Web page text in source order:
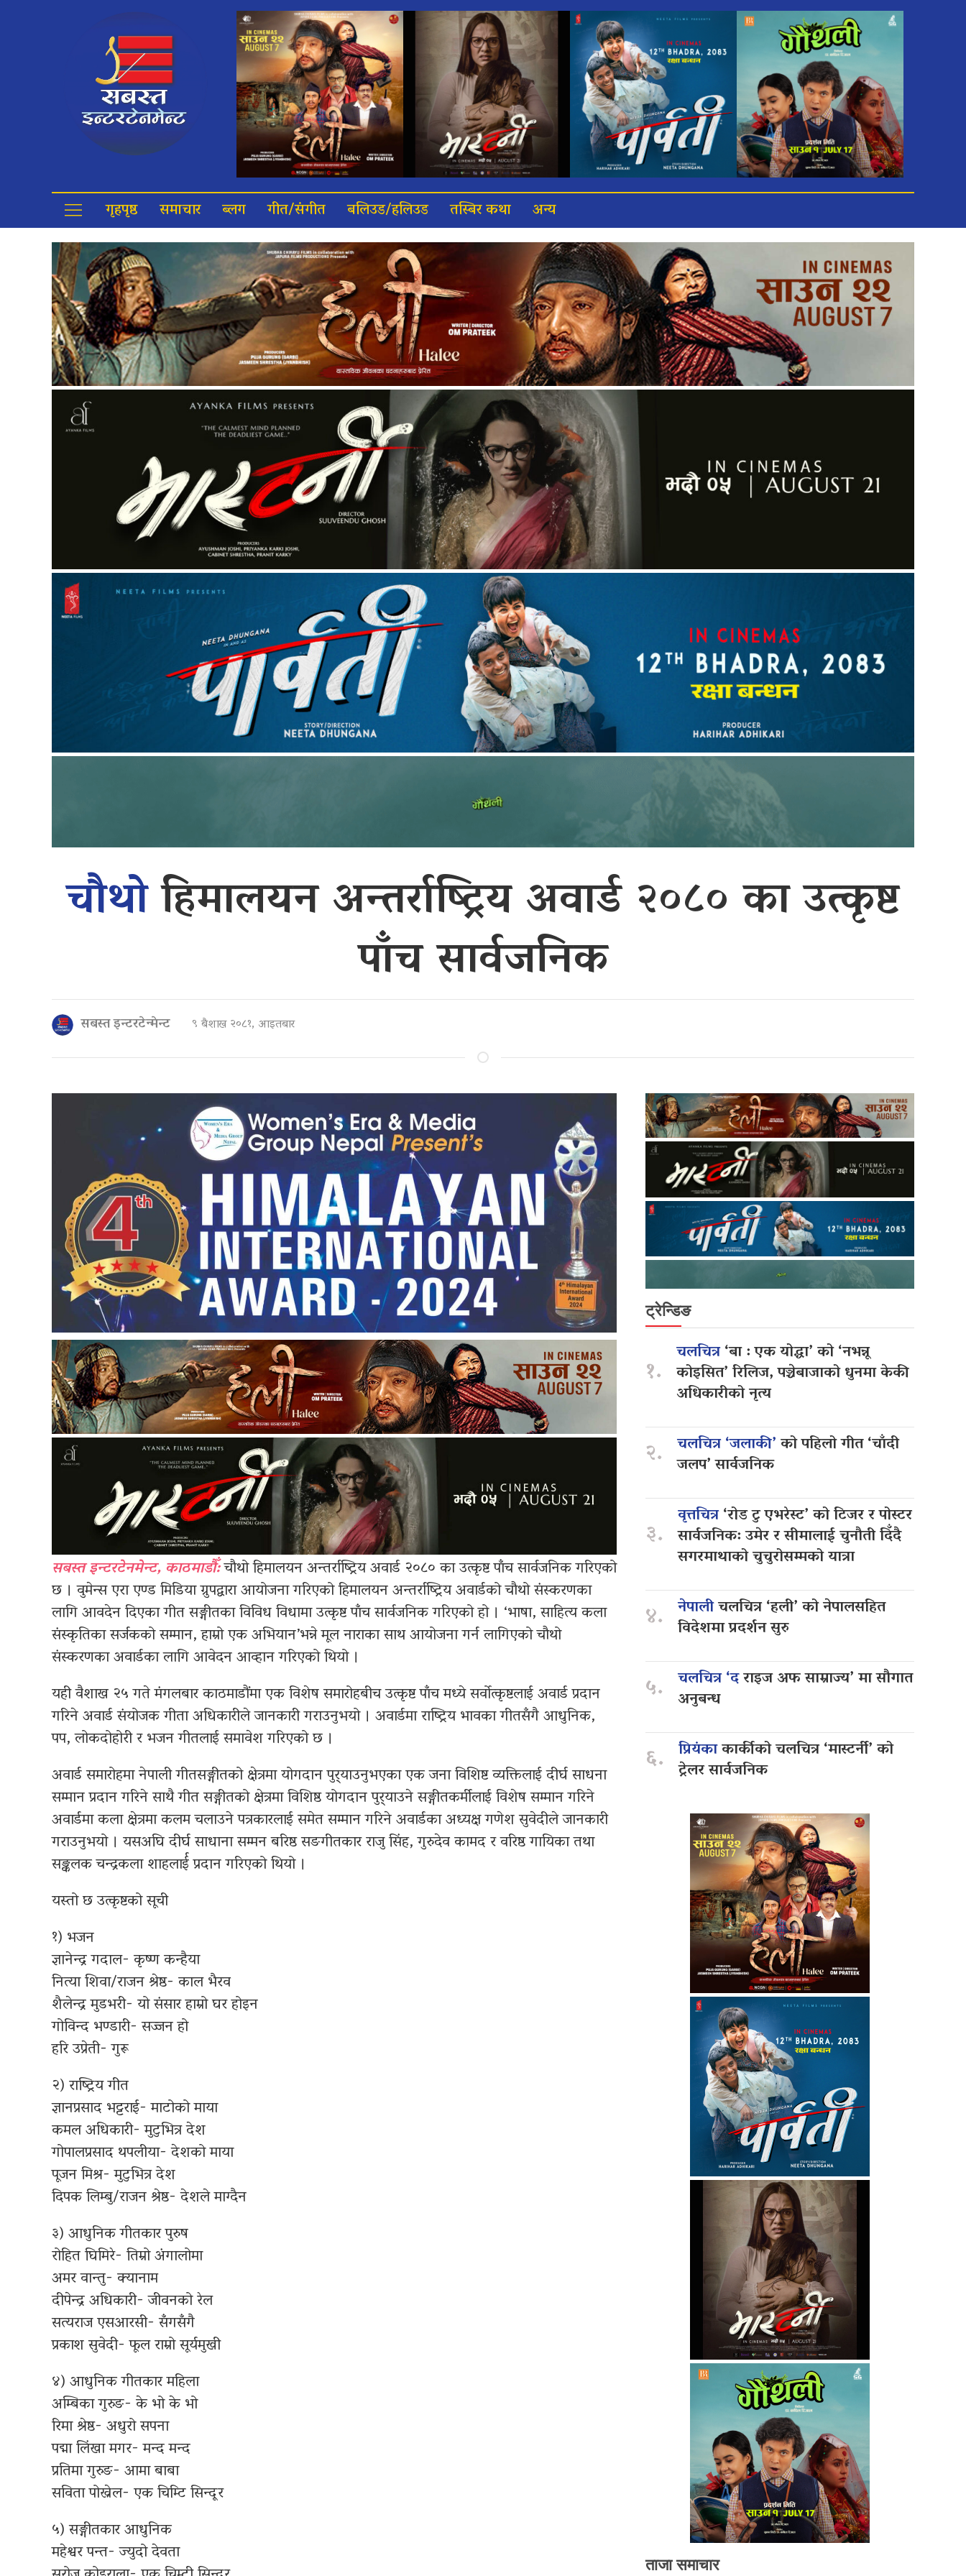
गृहपृष्ठ समाचार ब्लग गीत/संगीत बलिउड/हलिउड तस्बिर कथा अन्य
चौथोहिमालयन अन्तर्राष्ट्रिय अवार्ड २०८० का उत्कृष्ट
पाँच सार्वजनिक
सबस्त इन्टरटेन्मेन्ट ९ बैशाख २०८१, आइतबार
सबस्त इन्टरटेनमेन्ट, काठमाडौँ:चौथो हिमालयन अन्तर्राष्ट्रिय अवार्ड २०८० का उत्कृष्ट पाँच सार्वजनिक गरिएको
छ । वुमेन्स एरा एण्ड मिडिया ग्रुपद्वारा आयोजना गरिएको हिमालयन अन्तर्राष्ट्रिय अवार्डको चौथो संस्करणका
लागि आवदेन दिएका गीत सङ्गीतका विविध विधामा उत्कृष्ट पाँच सार्वजनिक गरिएको हो । ‘भाषा, साहित्य कला
संस्कृतिका सर्जकको सम्मान, हाम्रो एक अभियान’भन्ने मूल नाराका साथ आयोजना गर्न लागिएको चौथो
संस्करणका अवार्डका लागि आवेदन आव्हान गरिएको थियो ।
यही वैशाख २५ गते मंगलबार काठमाडौंमा एक विशेष समारोहबीच उत्कृष्ट पाँच मध्ये सर्वोत्कृष्टलाई अवार्ड प्रदान
गरिने अवार्ड संयोजक गीता अधिकारीले जानकारी गराउनुभयो । अवार्डमा राष्ट्रिय भावका गीतसँगै आधुनिक,
पप, लोकदोहोरी र भजन गीतलाई समावेश गरिएको छ ।
अवार्ड समारोहमा नेपाली गीतसङ्गीतको क्षेत्रमा योगदान पुर्‍याउनुभएका एक जना विशिष्ट व्यक्तिलाई दीर्घ साधना
सम्मान प्रदान गरिने साथै गीत सङ्गीतको क्षेत्रमा विशिष्ठ योगदान पुर्‍याउने सङ्गीतकर्मीलाई विशेष सम्मान गरिने
अवार्डमा कला क्षेत्रमा कलम चलाउने पत्रकारलाई समेत सम्मान गरिने अवार्डका अध्यक्ष गणेश सुवेदीले जानकारी
गराउनुभयो । यसअघि दीर्घ साधाना सम्मन बरिष्ठ सङगीतकार राजु सिंह, गुरुदेव कामद र वरिष्ठ गायिका तथा
सङ्कलक चन्द्रकला शाहलार्ई प्रदान गरिएको थियो ।
यस्तो छ उत्कृष्टको सूची
१) भजन
ज्ञानेन्द्र गदाल- कृष्ण कन्हैया
नित्या शिवा/राजन श्रेष्ठ- काल भैरव
शैलेन्द्र मुडभरी- यो संसार हाम्रो घर होइन
गोविन्द भण्डारी- सज्जन हो
हरि उप्रेती- गुरू
२) राष्ट्रिय गीत
ज्ञानप्रसाद भट्टराई- माटोको माया
कमल अधिकारी- मुटुभित्र देश
गोपालप्रसाद थपलीया- देशको माया
पूजन मिश्र- मुटुभित्र देश
दिपक लिम्बु/राजन श्रेष्ठ- देशले माग्दैन
३) आधुनिक गीतकार पुरुष
रोहित घिमिरे- तिम्रो अंगालोमा
अमर वान्तु- क्यानाम
दीपेन्द्र अधिकारी- जीवनको रेल
सत्यराज एसआरसी- सँगसँगै
प्रकाश सुवेदी- फूल राम्रो सूर्यमुखी
४) आधुनिक गीतकार महिला
अम्बिका गुरुङ- के भो के भो
रिमा श्रेष्ठ- अधुरो सपना
पद्मा लिंखा मगर- मन्द मन्द
प्रतिमा गुरुङ- आमा बाबा
सविता पोख्रेल- एक चिम्टि सिन्दूर
५) सङ्गीतकार आधुनिक
महेश्वर पन्त- ज्युदो देवता
ट्रेन्डिङ
१.
चलचित्र‘बा : एक योद्धा’ को ‘नभन्नू
कोइसित’ रिलिज, पञ्चेबाजाको धुनमा केकी
अधिकारीको नृत्य
२. चलचित्र ‘जलाकी’को पहिलो गीत ‘चाँदी
जलप’ सार्वजनिक
३.
वृत्तचित्र‘रोड टु एभरेस्ट’ को टिजर र पोस्टर
सार्वजनिक: उमेर र सीमालाई चुनौती दिँदै
सगरमाथाको चुचुरोसम्मको यात्रा
४. नेपालीचलचित्र ‘हली’ को नेपालसहित
विदेशमा प्रदर्शन सुरु
५. चलचित्र ‘दराइज अफ साम्राज्य’ मा सौगात
अनुबन्ध
६. प्रियंकाकार्कीको चलचित्र ‘मास्टर्नी’ को
ट्रेलर सार्वजनिक
ताजा समाचार